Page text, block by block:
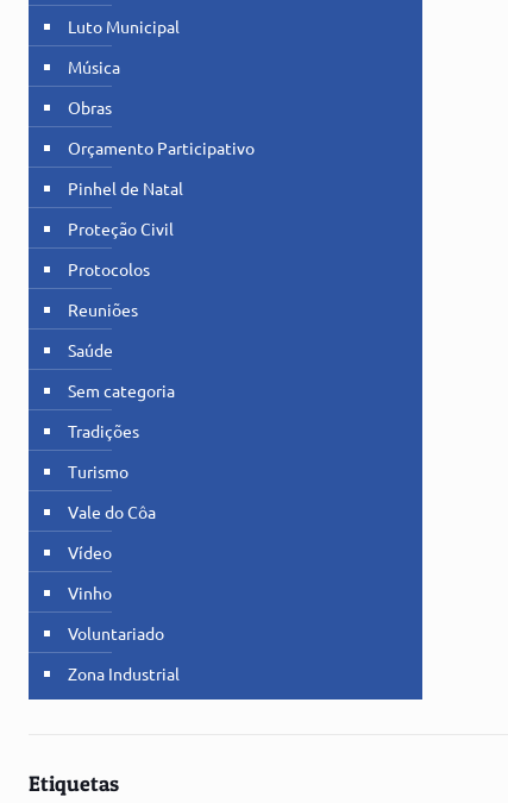
Luto Municipal
Música
Obras
Orçamento Participativo
Pinhel de Natal
Proteção Civil
Protocolos
Reuniões
Saúde
Sem categoria
Tradições
Turismo
Vale do Côa
Vídeo
Vinho
Voluntariado
Zona Industrial
Etiquetas